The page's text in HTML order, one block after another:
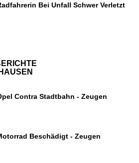
Bei Unfall Schwer Verletzt
Contra Stadtbahn - Zeugen
Beschädigt - Zeugen